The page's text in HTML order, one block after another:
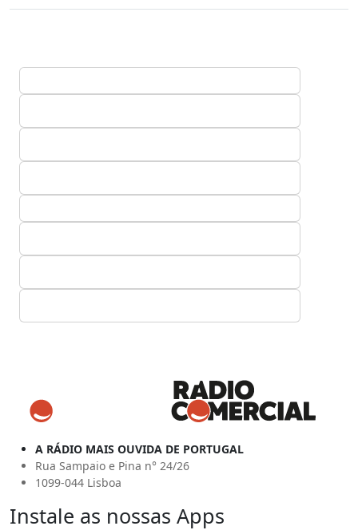
A RÁDIO MAIS OUVIDA DE PORTUGAL
Rua Sampaio e Pina n° 24/26
1099-044 Lisboa
Instale as nossas Apps